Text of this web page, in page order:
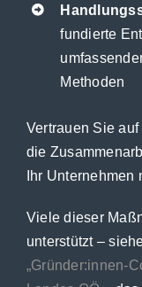
fundierte
Methoden
Vertrauen Sie
die
Ihr
Viele dieser
unterstützt –
„Gründer:innen-